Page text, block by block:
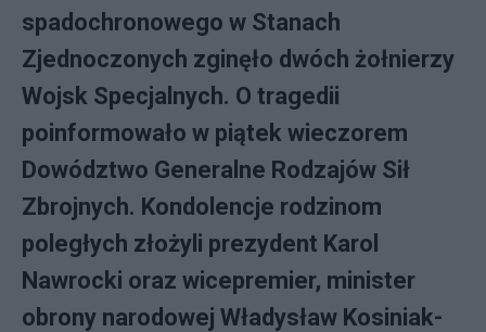
spadochronowego w Stanach
Zjednoczonych zginęło dwóch żołnierzy
Wojsk Specjalnych. O tragedii
poinformowało w piątek wieczorem
Dowództwo Generalne Rodzajów Sił
Zbrojnych. Kondolencje rodzinom
poległych złożyli prezydent Karol
Nawrocki oraz wicepremier, minister
obrony narodowej Władysław Kosiniak-